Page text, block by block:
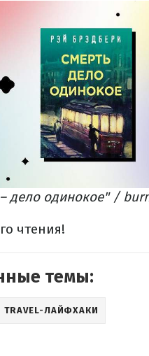
дело одинокое" /
чтения!
темы:
TRAVEL-ЛАЙФХАКИ